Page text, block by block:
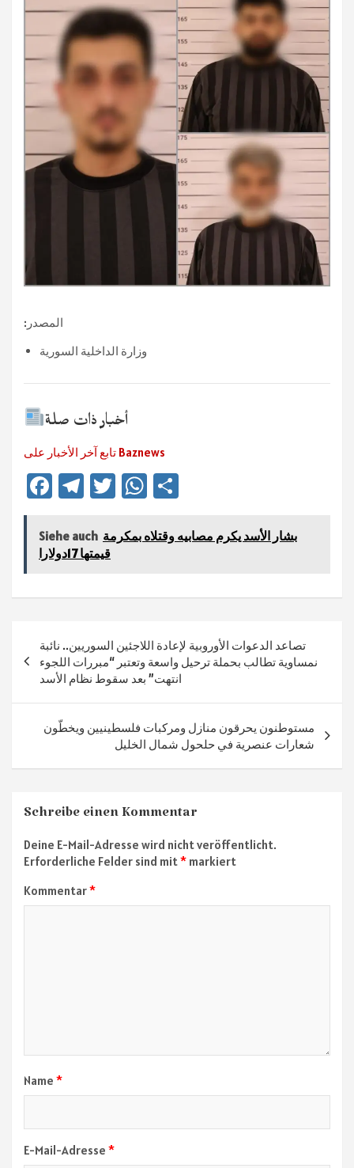
المصدر:
وزارة الداخلية السورية
أخبار ذات صلة
تابع آخر الأخبار على Baznews
Fa
b
o
Te
gr
a
T
tt
W
at n
Siehe auch بشار الأسد يكرم مصابيه وقتلاه بمكرمة
قيمتها 17دولارا
تصاعد الدعوات الأوروبية لإعادة اللاجئين السوريين.. نائبة
نمساوية تطالب بحملة ترحيل واسعة وتعتبر “مبررات اللجوء
انتهت” بعد سقوط نظام الأسد
مستوطنون يحرقون منازل ومركبات فلسطينيين ويخطّون
شعارات عنصرية في حلحول شمال الخليل
Schreibe einen Kommentar
Deine E-Mail-Adresse wird nicht veröffentlicht.
Erforderliche Felder sind mit* markiert
Kommentar*
Name *
E-Mail-Adresse *